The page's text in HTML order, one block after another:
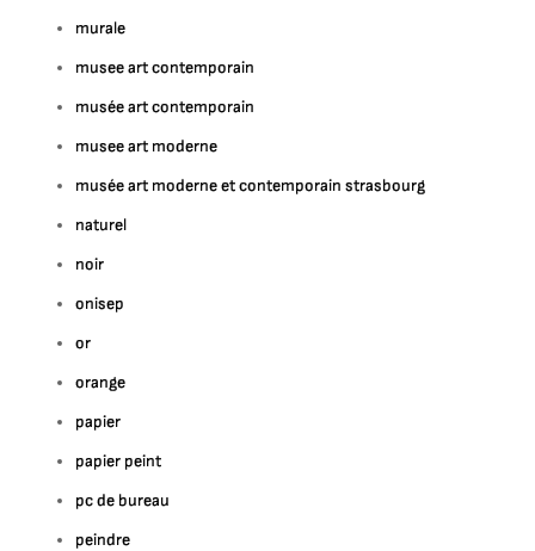
murale
musee art contemporain
musée art contemporain
musee art moderne
musée art moderne et contemporain strasbourg
naturel
noir
onisep
or
orange
papier
papier peint
pc de bureau
peindre